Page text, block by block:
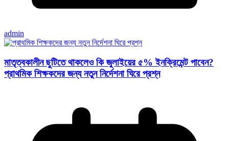
admin
মাতৃত্বকালীন ছুটিতে থাকলেও কি জুলাইয়ের ৫% ইনক্রিমেন্ট পাবেন?
প্রাথমিক শিক্ষকদের জন্য নতুন নির্দেশনা ঘিরে প্রশ্ন